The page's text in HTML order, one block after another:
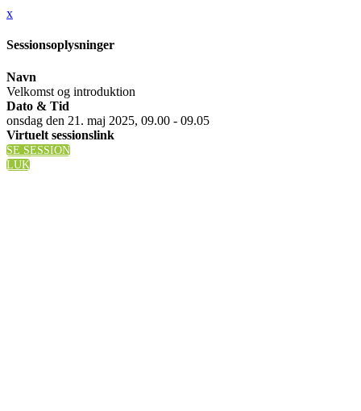
x
Sessionsoplysninger
Navn
Velkomst og introduktion
Dato & Tid
onsdag den 21. maj 2025, 09.00 - 09.05
Virtuelt sessionslink
SE SESSION
LUK